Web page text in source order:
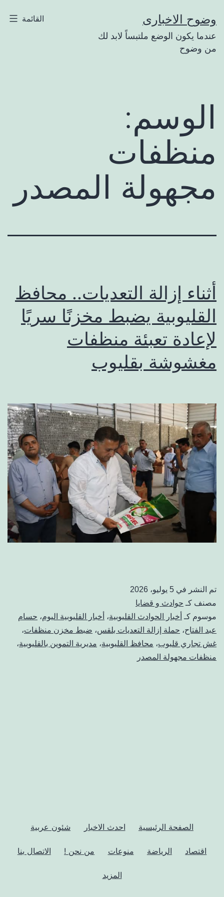
إلى
المحتوى
وضوح الاخبارى
عندما يكون الوضع ملتبساً لابد لك
من وضوح
القائمة
الوسم:
منظفات
مجهولة المصدر
أثناء إزالة التعديات.. محافظ
القليوبية يضبط مخزنًا سريًا
لإعادة تعبئة منظفات
مغشوشة بقليوب
تم النشر في 5 يوليو، 2026
مصنف كـ حوادث و قضايا
موسوم كـ أخبار الحوادث القليوبية، أخبار القليوبية اليوم، حسام
عبد الفتاح، حملة إزالة التعديات بلقس، ضبط مخزن منظفات،
غش تجاري قليوب، محافظ القليوبية، مديرية التموين بالقليوبية،
منظفات مجهولة المصدر
الصفحة الرئيسية احدث الاخبار شئون عربية
اقتصاد الرياضة منوعات من نحن ! الاتصال بنا
المزيد